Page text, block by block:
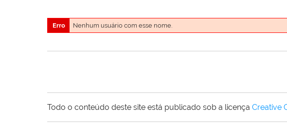
Erro Nenhum usuário com esse nome.
Todo o conteúdo deste site está publicado sob a licença Creative